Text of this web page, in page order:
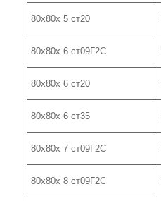
80х80х 5 ст20
80х80х 6 ст09Г2С
80х80х 6 ст20
80х80х 6 ст35
80х80х 7 ст09Г2С
80х80х 8 ст09Г2С